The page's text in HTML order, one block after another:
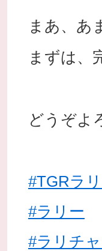
まあ、あ
まずは、
どうぞよ
#TGRラ
#ラリー
#ラリチ